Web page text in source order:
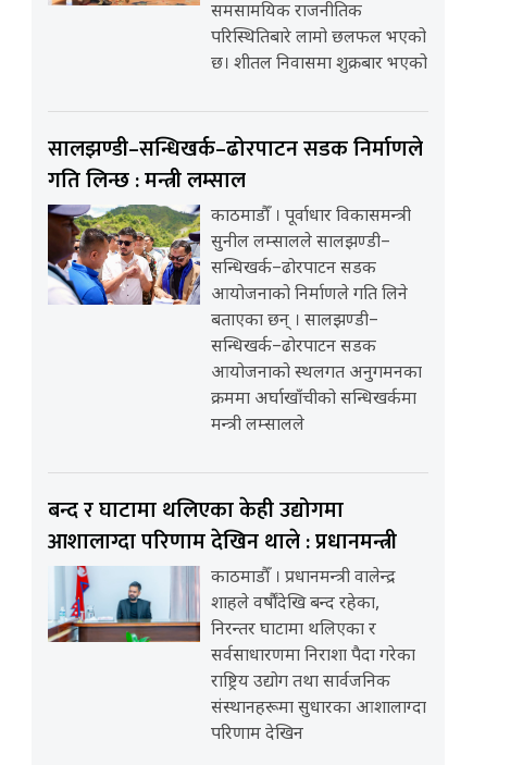
समसामयिक राजनीतिक
परिस्थितिबारे लामो छलफल भएको
छ। शीतल निवासमा शुक्रबार भएको
सालझण्डी–सन्धिखर्क–ढोरपाटन सडक निर्माणले
गति लिन्छ : मन्त्री लम्साल
काठमाडौँ । पूर्वाधार विकासमन्त्री
सुनील लम्सालले सालझण्डी–
सन्धिखर्क–ढोरपाटन सडक
आयोजनाको निर्माणले गति लिने
बताएका छन् । सालझण्डी–
सन्धिखर्क–ढोरपाटन सडक
आयोजनाको स्थलगत अनुगमनका
क्रममा अर्घाखाँचीको सन्धिखर्कमा
मन्त्री लम्सालले
बन्द र घाटामा थलिएका केही उद्योगमा
आशालाग्दा परिणाम देखिन थाले : प्रधानमन्त्री
काठमाडौँ । प्रधानमन्त्री वालेन्द्र
शाहले वर्षौंदेखि बन्द रहेका,
निरन्तर घाटामा थलिएका र
सर्वसाधारणमा निराशा पैदा गरेका
राष्ट्रिय उद्योग तथा सार्वजनिक
संस्थानहरूमा सुधारका आशालाग्दा
परिणाम देखिन